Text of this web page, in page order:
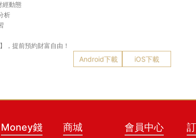
經動態
析
，提前預約財富自由！
Android下載 iOS下載
Money錢 商城 會員中心